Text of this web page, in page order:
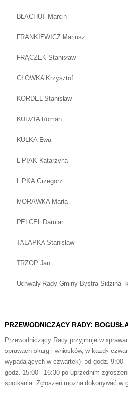
BŁACHUT Marcin
FRANKIEWICZ Mariusz
FRĄCZEK Stanisław
GŁÓWKA Krzysztof
KORDEL Stanisław
KUDZIA Roman
KULKA Ewa
LIPIAK Katarzyna
LIPKA Grzegorz
MORAWKA Marta
PELCEL Damian
TALAPKA Stanisław
TRZOP Jan
Uchwały Rady Gminy Bystra-Sidzina-
PRZEWODNICZĄCY RADY:
Przewodniczący Rady przyjmuje w
sprawach skarg i wniosków, w każdy
wypadających w czwartek) od godz. 9:00
godz. 15:00 - 16:30 po uprzednim
spotkania. Zgłoszeń można dokonywać w